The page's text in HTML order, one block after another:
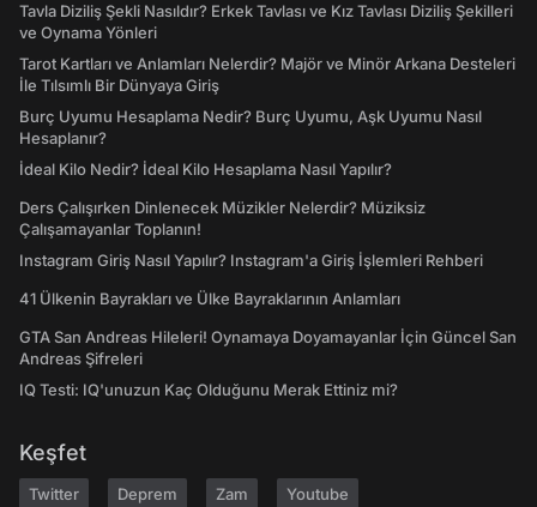
Tavla Diziliş Şekli Nasıldır? Erkek Tavlası ve Kız Tavlası Diziliş Şekilleri
ve Oynama Yönleri
Tarot Kartları ve Anlamları Nelerdir? Majör ve Minör Arkana Desteleri
İle Tılsımlı Bir Dünyaya Giriş
Burç Uyumu Hesaplama Nedir? Burç Uyumu, Aşk Uyumu Nasıl
Hesaplanır?
İdeal Kilo Nedir? İdeal Kilo Hesaplama Nasıl Yapılır?
Ders Çalışırken Dinlenecek Müzikler Nelerdir? Müziksiz
Çalışamayanlar Toplanın!
Instagram Giriş Nasıl Yapılır? Instagram'a Giriş İşlemleri Rehberi
41 Ülkenin Bayrakları ve Ülke Bayraklarının Anlamları
GTA San Andreas Hileleri! Oynamaya Doyamayanlar İçin Güncel San
Andreas Şifreleri
IQ Testi: IQ'unuzun Kaç Olduğunu Merak Ettiniz mi?
Keşfet
Twitter Deprem Zam Youtube